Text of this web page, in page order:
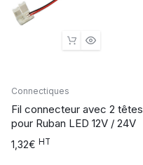
Connectiques
Fil connecteur avec 2 têtes
pour Ruban LED 12V / 24V
1,32€ HT